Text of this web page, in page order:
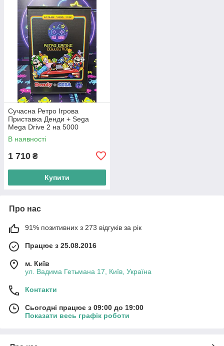
Сучасна Ретро Ігрова
Приставка Денди + Sega
Mega Drive 2 на 5000
вбудованих унікальних ігор
Dendy Супер Марио Танчики
В наявності
1 710 ₴
Купити
Про нас
91% позитивних з 273 відгуків за рік
Працює з 25.08.2016
м. Київ
ул. Вадима Гетьмана 17, Київ, Україна
Контакти
Сьогодні працює з 09:00 до 19:00
Показати весь графік роботи